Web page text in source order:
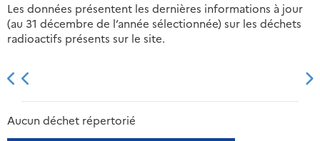
Les données présentent les dernières informations à jour
(au 31 décembre de l’année sélectionnée) sur les déchets
radioactifs présents sur le site.
2013 2014
Aucun déchet répertorié